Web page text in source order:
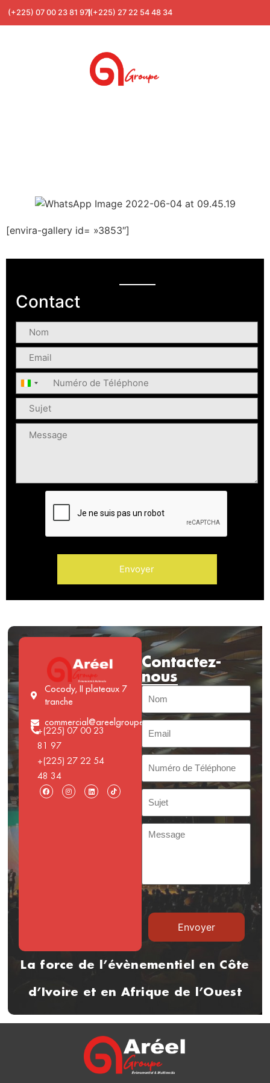
(+225) 07 00 23 81 97 (+225) 27 22 54 48 34
[envira-gallery id= »3853″]
Contact
Nom
Email
Téléphone
Côte d’Ivoire +225
Sujet
Message
Cocody, II plateaux 7
tranche
commercial@areelgroupe.com
+(225) 07 00 23
81 97
+(225) 27 22 54
48 34
Contactez-
nous
La force de l’évènementiel en Côte
d’Ivoire et en Afrique de l’Ouest